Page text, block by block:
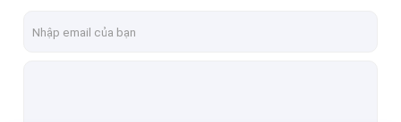
Tủ bếp Melamine